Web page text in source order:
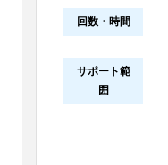
回数・時間
サポート範
囲